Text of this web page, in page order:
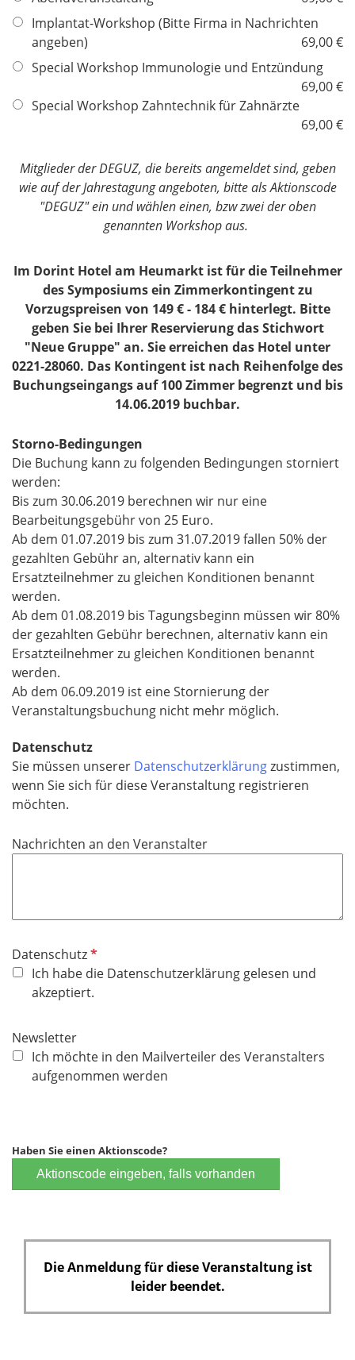
Implantat-Workshop (Bitte Firma in Nachrichten
angeben)
69,00 €
Special Workshop Immunologie und Entzündung
69,00 €
Special Workshop Zahntechnik für Zahnärzte
69,00 €
Mitglieder der DEGUZ, die bereits angemeldet sind, geben
wie auf der Jahrestagung angeboten, bitte als Aktionscode
"DEGUZ" ein und wählen einen, bzw zwei der oben
genannten Workshop aus.
Im Dorint Hotel am Heumarkt ist für die Teilnehmer
des Symposiums ein Zimmerkontingent zu
Vorzugspreisen von 149 € - 184 € hinterlegt. Bitte
geben Sie bei Ihrer Reservierung das Stichwort
"Neue Gruppe" an. Sie erreichen das Hotel unter
0221-28060. Das Kontingent ist nach Reihenfolge des
Buchungseingangs auf 100 Zimmer begrenzt und bis
14.06.2019 buchbar.
Storno-Bedingungen
Die Buchung kann zu folgenden Bedingungen storniert
werden:
Bis zum 30.06.2019 berechnen wir nur eine
Bearbeitungsgebühr von 25 Euro.
Ab dem 01.07.2019 bis zum 31.07.2019 fallen 50% der
gezahlten Gebühr an, alternativ kann ein
Ersatzteilnehmer zu gleichen Konditionen benannt
werden.
Ab dem 01.08.2019 bis Tagungsbeginn müssen wir 80%
der gezahlten Gebühr berechnen, alternativ kann ein
Ersatzteilnehmer zu gleichen Konditionen benannt
werden.
Ab dem 06.09.2019 ist eine Stornierung der
Veranstaltungsbuchung nicht mehr möglich.
Datenschutz
Sie müssen unserer Datenschutzerklärungzustimmen,
wenn Sie sich für diese Veranstaltung registrieren
möchten.
Nachrichten an den Veranstalter
DatenschutzP
f
l
h
Ich habe die Datenschutzerklärung gelesen und
akzeptiert.
Newsletter
Ich möchte in den Mailverteiler des Veranstalters
aufgenommen werden
Haben Sie einen Aktionscode?
Aktionscode eingeben, falls vorhanden
Die Anmeldung für diese Veranstaltung ist
leider beendet.